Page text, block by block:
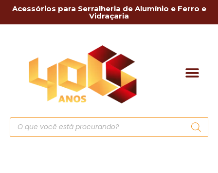
Acessórios para Serralheria de Alumínio e Ferro e
Vidraçaria